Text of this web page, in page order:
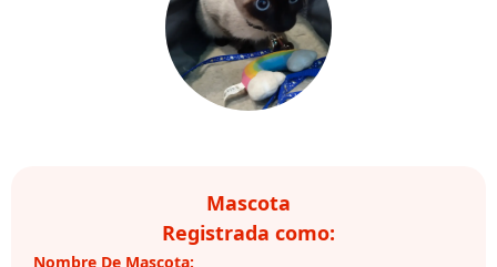
Mascota
Registrada como:
Nombre De Mascota: